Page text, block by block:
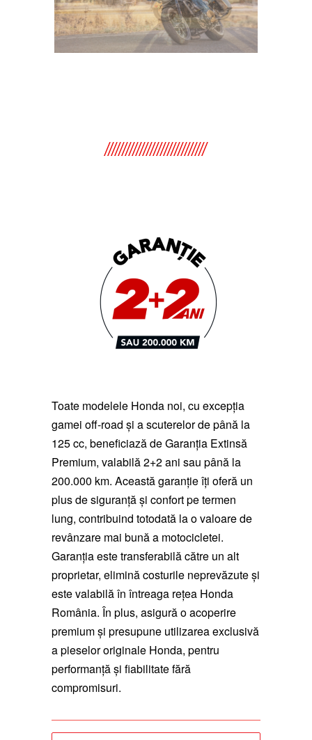
Previous Next
Toate modelele Honda noi, cu excepția
gamei off-road și a scuterelor de până la
125 cc, beneficiază de Garanția Extinsă
Premium, valabilă 2+2 ani sau până la
200.000 km. Această garanție îți oferă un
plus de siguranță și confort pe termen
lung, contribuind totodată la o valoare de
revânzare mai bună a motocicletei.
Garanția este transferabilă către un alt
proprietar, elimină costurile neprevăzute și
este valabilă în întreaga rețea Honda
România. În plus, asigură o acoperire
premium și presupune utilizarea exclusivă
a pieselor originale Honda, pentru
performanță și fiabilitate fără
compromisuri.